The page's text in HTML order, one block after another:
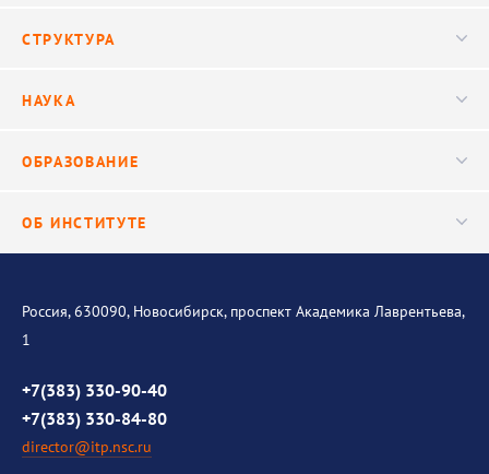
Видео
СТРУКТУРА
Научные подразделения
НАУКА
Исследования
ОБРАЗОВАНИЕ
ОБ ИНСТИТУТЕ
История института
Контакты
Противодействие коррупции
Россия, 630090, Новосибирск, проспект Академика Лаврентьева,
1
+7(383) 330-90-40
+7(383) 330-84-80
director@itp.nsc.ru